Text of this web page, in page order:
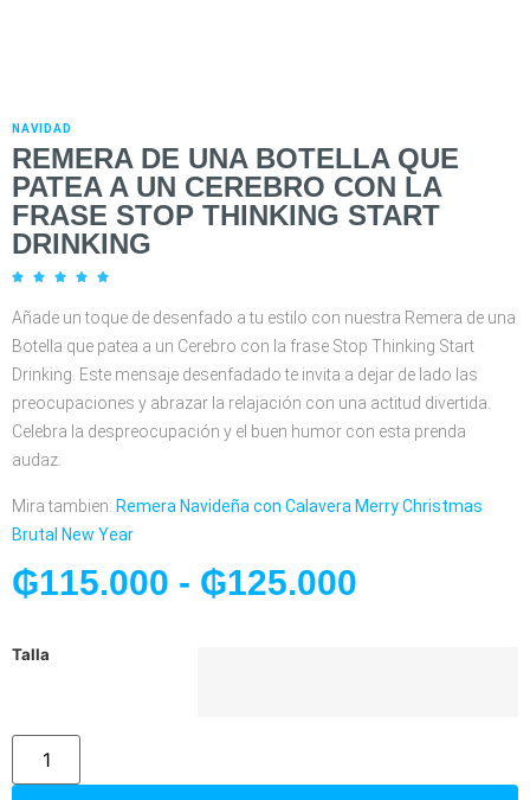
NAVIDAD
REMERA DE UNA BOTELLA QUE
PATEA A UN CEREBRO CON LA
FRASE STOP THINKING START
DRINKING
    
Añade un toque de desenfado a tu estilo con nuestra Remera de una
Botella que patea a un Cerebro con la frase Stop Thinking Start
Drinking. Este mensaje desenfadado te invita a dejar de lado las
preocupaciones y abrazar la relajación con una actitud divertida.
Celebra la despreocupación y el buen humor con esta prenda
audaz.
Mira tambien: Remera Navideña con Calavera Merry Christmas
Brutal New Year
₲115.000 - ₲125.000
Talla